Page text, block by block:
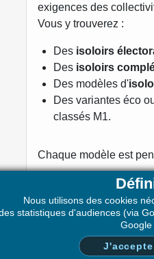
exigences des
Vous y trouverez :
Des isoloirs
Des isoloirs
Des modèles d'
Des variantes éco
classés M1.
Chaque modèle est
Pour plus de matériel
Nous utilisons des cookies
statistiques d'audiences (via
Google
J'accepte